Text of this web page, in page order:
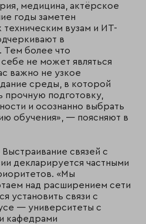
медицина, актёрское
годы заметен
вузам и ИТ-
в
Тем более что
не может являться
важно не узкое
среды, в которой
прочную подготовку,
и осознанно выбрать
обучения», — поясняют в
связей с
декларируется частными
«Мы
над расширением сети
установить связи с
— университеты с
кафедрами